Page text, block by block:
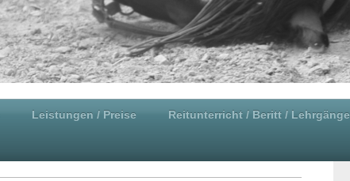
Leistungen / Preise Reitunterricht / Beritt / Lehrgänge